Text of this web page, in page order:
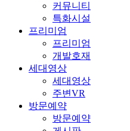
커뮤니티
특화시설
프리미엄
프리미엄
개발호재
세대영상
세대영상
주변VR
방문예약
방문예약